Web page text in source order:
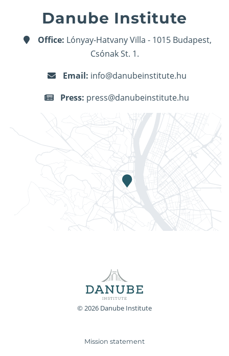
Danube Institute
Office: Lónyay-Hatvany Villa - 1015 Budapest,
Csónak St. 1.
Email: info@danubeinstitute.hu
Press: press@danubeinstitute.hu
© 2026 Danube Institute
Mission statement